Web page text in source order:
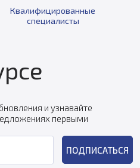
Квалифицированные
специалисты
и узнавайте
первыми
ПОДПИСАТЬСЯ